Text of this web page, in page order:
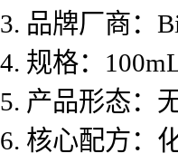
3. 品牌厂商：
4. 规格：
5. 产品形态：
6. 核心配方：